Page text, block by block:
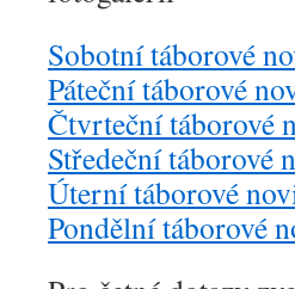
Sobotní táborové
Páteční táborové
Čtvrteční táborové
Středeční táborové
Úterní táborové
Pondělní táborové